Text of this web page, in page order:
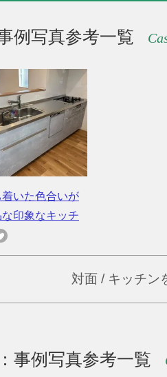
例写真参考一覧
いた色合いが
な印象なキッチ
対面 / キッチン
事例写真参考一覧